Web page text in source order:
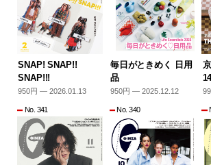
SNAP! SNAP!!
SNAP!!!
950円 — 2026.01.13
毎日がときめく 日用
品
950円 — 2025.12.12
No. 341 No. 340